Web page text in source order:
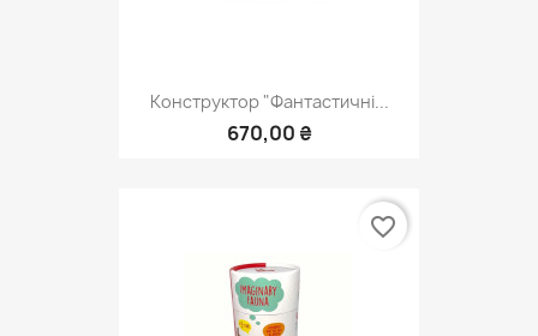
Конструктор "Фантастичні...
670,00 ₴
favorite_border